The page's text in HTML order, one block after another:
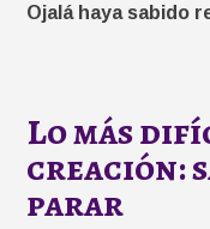
Ojalá haya sabido
Lo más
creación:
parar